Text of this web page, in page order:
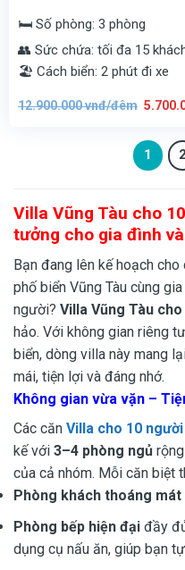
🛏️ Số phòng: 3 phòng
👥 Sức chứa: tối đa 15
🏖️ Cách biển: 2 phút đi xe
12.900.000vnđ/đêm gốc
vnđ/
đêm.
1 2
Villa Vũng Tàu cho
tưởng cho gia đình
Bạn đang lên kế hoạch
phố biển Vũng Tàu cùng
người? Villa Vũng Tàu
hảo. Với không gian riêng
biển, dòng villa này mang
mái, tiện lợi và đáng nhớ.
Không gian vừa vặn –
Các căn Villa cho 10
kế với 3–4 phòng ngủ
của cả nhóm. Mỗi căn biệt
Phòng khách thoáng mát
Phòng bếp hiện đại đầy
dụng cụ nấu ăn, giúp bạn